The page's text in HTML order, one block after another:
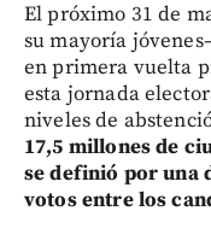
El próximo 31 de
su mayoría
en primera vuelta
esta jornada
niveles de
17,5 millones de
se definió por una
votos entre los